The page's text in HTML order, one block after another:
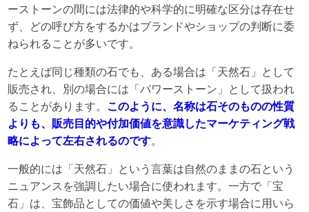
ーストーンの間には法律的や科学的に明確な区分は存在せ
ず、どの呼び方をするかはブランドやショップの判断に委
ねられることが多いです。
たとえば同じ種類の石でも、ある場合は「天然石」として
販売され、別の場合には「パワーストーン」として扱われ
ることがあります。 このように、名称は石そのものの性質
よりも、販売目的や付加価値を意識したマーケティング戦
略によって左右されるのです。
一般的には「天然石」という言葉は自然のままの石という
ニュアンスを強調したい場合に使われます。一方で「宝
石」は、宝飾品としての価値や美しさを示す場合に用いら